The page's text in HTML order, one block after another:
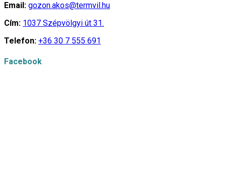
Email: gozon.akos@termvil.hu
Cím: 1037 Szépvölgyi út 31.
Telefon: +36 30 7 555 691
Facebook